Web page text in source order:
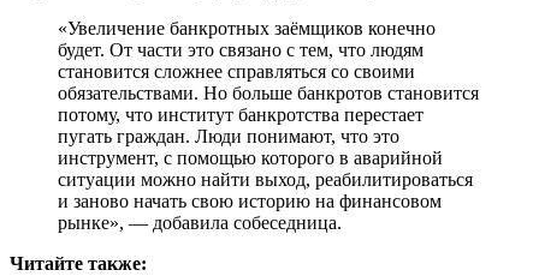
«Увеличение банкротных заёмщиков конечно
будет. От части это связано с тем, что людям
становится сложнее справляться со своими
обязательствами. Но больше банкротов становится
потому, что институт банкротства перестает
пугать граждан. Люди понимают, что это
инструмент, с помощью которого в аварийной
ситуации можно найти выход, реабилитироваться
и заново начать свою историю на финансовом
рынке», — добавила собеседница.
Читайте также: